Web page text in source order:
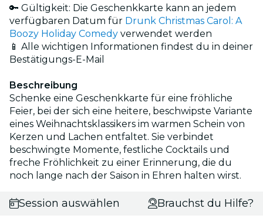
🔑 Gültigkeit: Die Geschenkkarte kann an jedem
verfügbaren Datum für Drunk Christmas Carol: A
Boozy Holiday Comedy verwendet werden
📱 Alle wichtigen Informationen findest du in deiner
Bestätigungs-E-Mail
Beschreibung
Schenke eine Geschenkkarte für eine fröhliche
Feier, bei der sich eine heitere, beschwipste Variante
eines Weihnachtsklassikers im warmen Schein von
Kerzen und Lachen entfaltet. Sie verbindet
beschwingte Momente, festliche Cocktails und
freche Fröhlichkeit zu einer Erinnerung, die du
noch lange nach der Saison in Ehren halten wirst.
Session auswählen Brauchst du Hilfe?